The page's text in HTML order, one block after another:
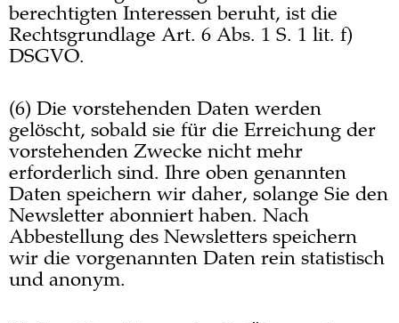
berechtigten Interessen beruht, ist die
Rechtsgrundlage Art. 6 Abs. 1 S. 1 lit. f)
DSGVO.
(6) Die vorstehenden Daten werden
gelöscht, sobald sie für die Erreichung der
vorstehenden Zwecke nicht mehr
erforderlich sind. Ihre oben genannten
Daten speichern wir daher, solange Sie den
Newsletter abonniert haben. Nach
Abbestellung des Newsletters speichern
wir die vorgenannten Daten rein statistisch
und anonym.